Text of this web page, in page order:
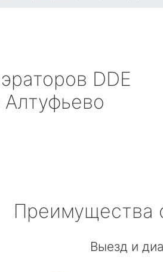
DDE
Преимущества
Выезд и